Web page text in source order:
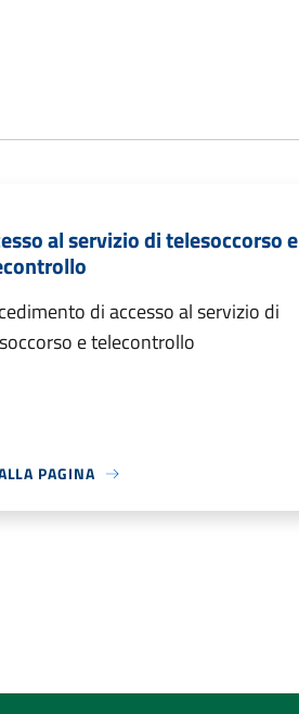
al servizio di telesoccorso e
di accesso al servizio di
e telecontrollo
PAGINA